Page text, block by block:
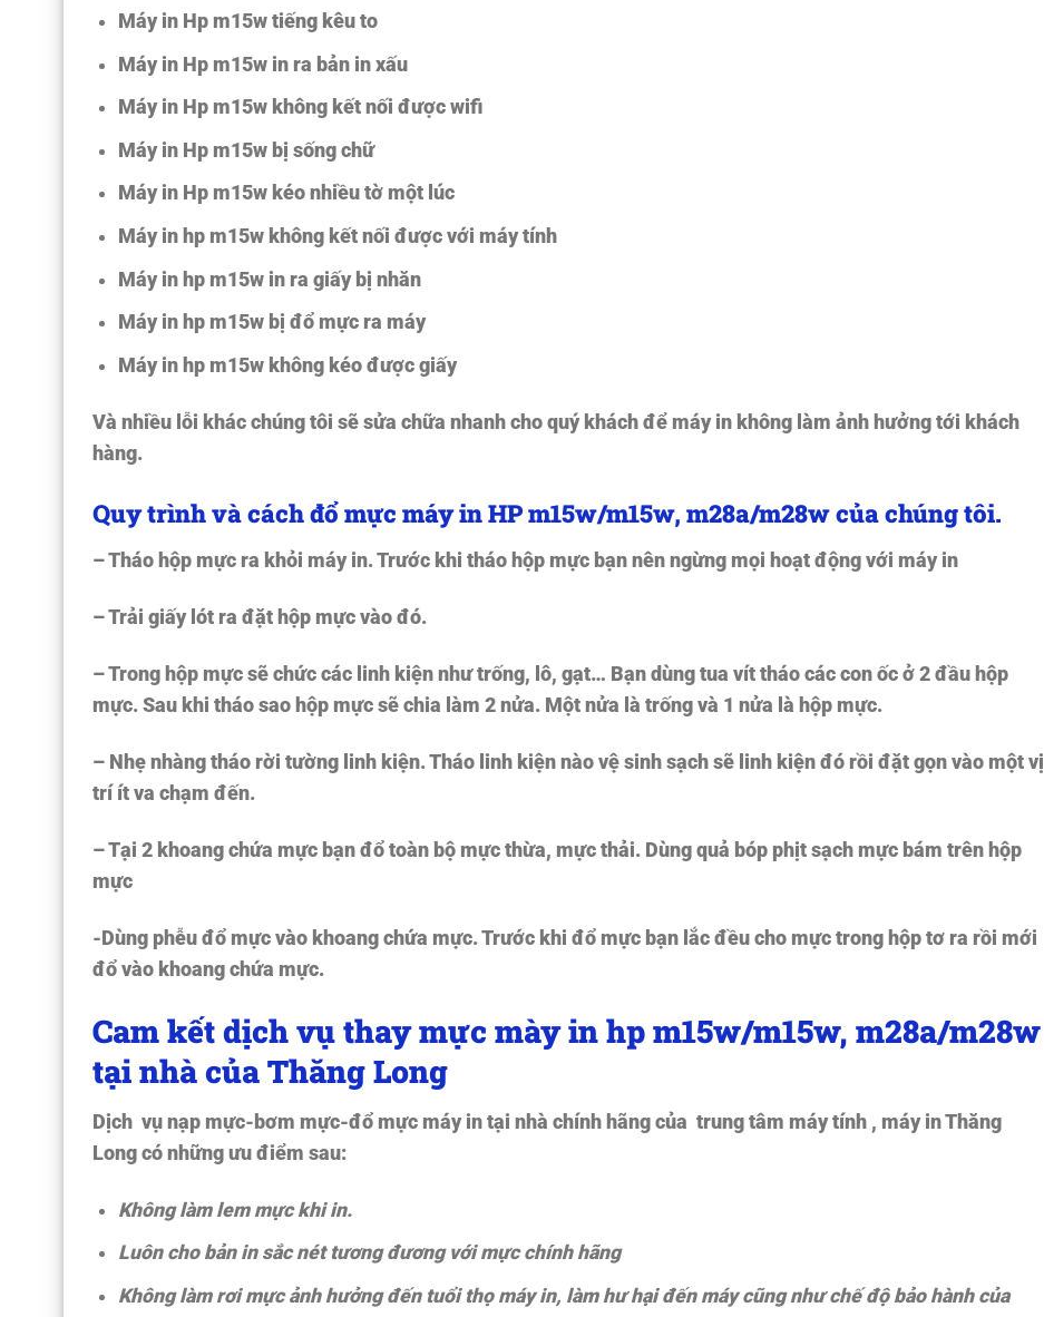
Máy in Hp m15w tiếng kêu to
Máy in Hp m15w in ra bản in xấu
Máy in Hp m15w không kết nối được wifi
Máy in Hp m15w bị sống chữ
Máy in Hp m15w kéo nhiều tờ một lúc
Máy in hp m15w không kết nối được với máy tính
Máy in hp m15w in ra giấy bị nhăn
Máy in hp m15w bị đổ mực ra máy
Máy in hp m15w không kéo được giấy
Và nhiều lỗi khác chúng tôi sẽ sửa chữa nhanh cho quý khách để máy in không làm ảnh hưởng tới khách
hàng.
Quy trình và cách đổ mực máy in HP m15w/m15w, m28a/m28w của chúng tôi.
– Tháo hộp mực ra khỏi máy in. Trước khi tháo hộp mực bạn nên ngừng mọi hoạt động với máy in
– Trải giấy lót ra đặt hộp mực vào đó.
– Trong hộp mực sẽ chức các linh kiện như trống, lô, gạt… Bạn dùng tua vít tháo các con ốc ở 2 đầu hộp
mực. Sau khi tháo sao hộp mực sẽ chia làm 2 nửa. Một nửa là trống và 1 nửa là hộp mực.
– Nhẹ nhàng tháo rời tường linh kiện. Tháo linh kiện nào vệ sinh sạch sẽ linh kiện đó rồi đặt gọn vào một vị
trí ít va chạm đến.
– Tại 2 khoang chứa mực bạn đổ toàn bộ mực thừa, mực thải. Dùng quả bóp phịt sạch mực bám trên hộp
mực
-Dùng phễu đổ mực vào khoang chứa mực. Trước khi đổ mực bạn lắc đều cho mực trong hộp tơ ra rồi mới
đổ vào khoang chứa mực.
Cam kết dịch vụ thay mực mày in hp m15w/m15w, m28a/m28w
tại nhà của Thăng Long
Dịch vụ nạp mực-bơm mực-đổ mực máy in tại nhà chính hãng của trung tâm máy tính , máy in Thăng
Long có những ưu điểm sau:
Không làm lem mực khi in.
Luôn cho bản in sắc nét tương đương với mực chính hãng
Không làm rơi mực ảnh hưởng đến tuổi thọ máy in, làm hư hại đến máy cũng như chế độ bảo hành của